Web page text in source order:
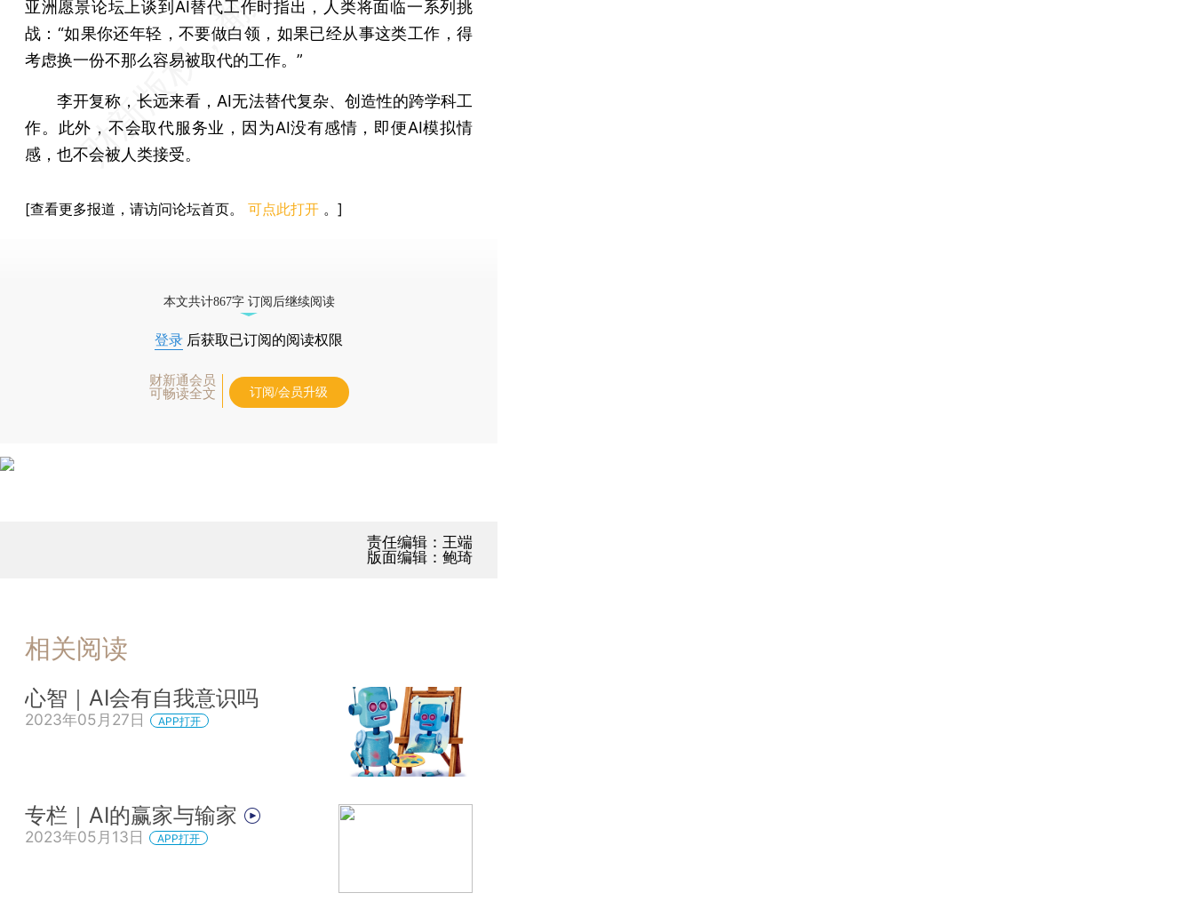
亚洲愿景论坛上谈到AI替代工作时指出，人类将面临一系列挑
战：“如果你还年轻，不要做白领，如果已经从事这类工作，得
考虑换一份不那么容易被取代的工作。”
李开复称，长远来看，AI无法替代复杂、创造性的跨学科工
作。此外，不会取代服务业，因为AI没有感情，即便AI模拟情
感，也不会被人类接受。
[查看更多报道，请访问论坛首页。 可点此打开 。]
本文共计867字 订阅后继续阅读
登录 后获取已订阅的阅读权限
财新通会员
可畅读全文
订阅/会员升级
责任编辑：王端
版面编辑：鲍琦
相关阅读
心智｜AI会有自我意识吗
2023年05月27日 APP打开
专栏｜AI的赢家与输家
2023年05月13日 APP打开